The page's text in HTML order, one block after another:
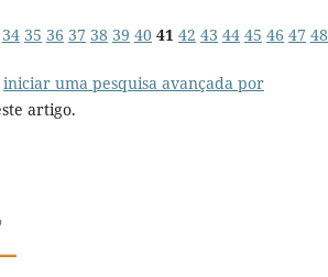
34 35 36 37 38 39 40 41 42 43 44 45 46 47 48
iniciar uma pesquisa avançada por
artigo.